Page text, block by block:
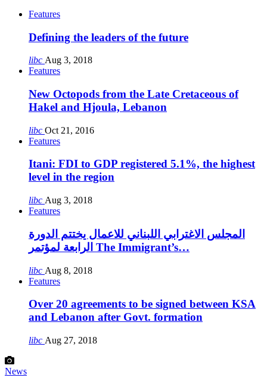
Features
Defining the leaders of the future
libc Aug 3, 2018
Features
New Octopods from the Late Cretaceous of
Hakel and Hjoula, Lebanon
libc Oct 21, 2016
Features
Itani: FDI to GDP registered 5.1%, the highest
level in the region
libc Aug 3, 2018
Features
المجلس الاغترابي اللبناني للاعمال يختتم الدورة
الرابعة لمؤتمر The Immigrant’s…
libc Aug 8, 2018
Features
Over 20 agreements to be signed between KSA
and Lebanon after Govt. formation
libc Aug 27, 2018
News